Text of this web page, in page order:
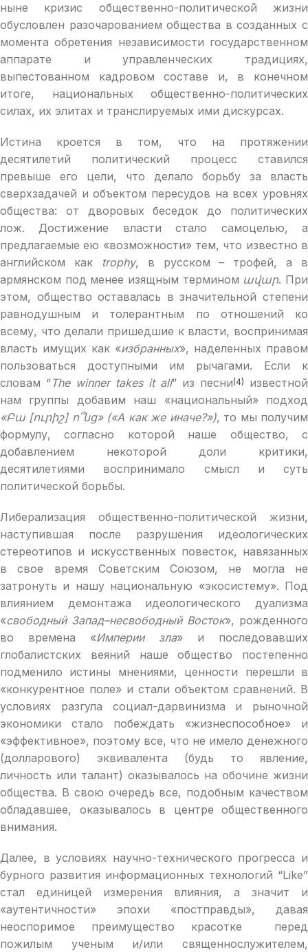
ныне кризис общественно-политической жизни
обусловлен разочарованием общества в созданных с
момента обретения независимости государственном
аппарате и управленческих традициях,
выпестованном кадровом составе и, в конечном
итоге, национальных общественно-политических
силах, их элитах и транслируемых ими дискурсах.
Истина кроется в том, что на протяжении
десятилетий политический процесс ставился
превыше его цели, что делало борьбу за власть
сверхзадачей и объектом пересудов на всех уровнях
общества: от дворовых беседок до политических
лож. Достижение власти стало самоцелью, а
предлагаемые ею «возможности» тем, что известно в
английском как
trophy, в русском – трофей, а в
армянском под менее изящным термином ավար. При
этом, общество оставалась в значительной степени
равнодушным и толерантным по отношений ко
всему, что делали пришедшие к власти, воспринимая
власть имущих как «избранных», наделенных правом
пользоваться доступными им рычагами. Если к
словам “The winner takes it all” из песни(4)
известной
нам группы добавим наш «национальный» подход
«Բա [ուրիշ] ո՞նց» («А как же иначе?»), то мы получим
формулу, согласно которой наше общество, с
добавлением некоторой доли критики,
десятилетиями воспринимало смысл и суть
политической борьбы.
Либерализация общественно-политической жизни,
наступившая после разрушения идеологических
стереотипов и искусственных повесток, навязанных
в свое время Советским Союзом, не могла не
затронуть и нашу национальную «экосистему». Под
влиянием демонтажа идеологического дуализма
«свободный Запад–несвободный Восток», рожденного
во времена «Империи зла» и последовавших
глобалистских веяний наше общество постепенно
подменило истины мнениями, ценности перешли в
«конкурентное поле» и стали объектом сравнений. В
условиях разгула социал-дарвинизма и рыночной
экономики стало побеждать «жизнеспособное» и
«эффективное», поэтому все, что не имело денежного
(долларового) эквивалента (будь то явление,
личность или талант) оказывалось на обочине жизни
общества. В свою очередь все, подобным качеством
обладавшее, оказывалось в центре общественного
внимания.
Далее, в условиях научно-технического прогресса и
бурного развития информационных технологий “Like”
стал единицей измерения влияния, а значит и
«аутентичности» эпохи «постправды», давая
неоспоримое преимущество красотке перед
пожилым ученым и/или священнослужителем,